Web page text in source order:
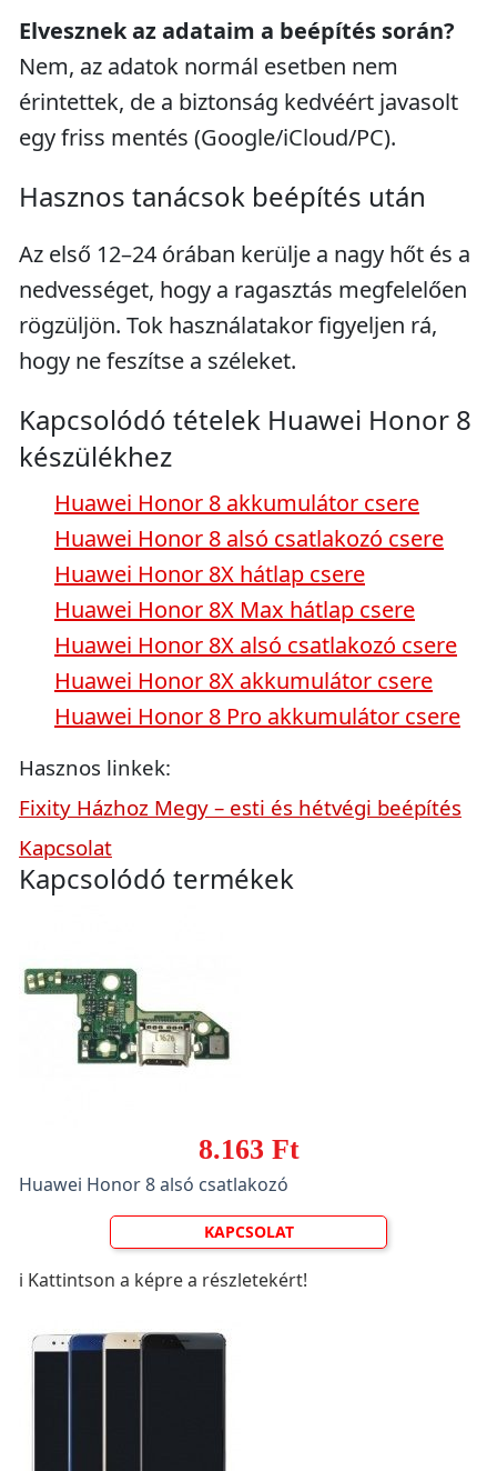
Elvesznek az adataim a beépítés során?
Nem, az adatok normál esetben nem
érintettek, de a biztonság kedvéért javasolt
egy friss mentés (Google/iCloud/PC).
Hasznos tanácsok beépítés után
Az első 12–24 órában kerülje a nagy hőt és a
nedvességet, hogy a ragasztás megfelelően
rögzüljön. Tok használatakor figyeljen rá,
hogy ne feszítse a széleket.
Kapcsolódó tételek Huawei Honor 8
készülékhez
Huawei Honor 8 akkumulátor csere
Huawei Honor 8 alsó csatlakozó csere
Huawei Honor 8X hátlap csere
Huawei Honor 8X Max hátlap csere
Huawei Honor 8X alsó csatlakozó csere
Huawei Honor 8X akkumulátor csere
Huawei Honor 8 Pro akkumulátor csere
Hasznos linkek:
Fixity Házhoz Megy – esti és hétvégi beépítés
Kapcsolat
Kapcsolódó termékek
8.163 Ft
Huawei Honor 8 alsó csatlakozó
KAPCSOLAT
ℹ️ Kattintson a képre a részletekért!